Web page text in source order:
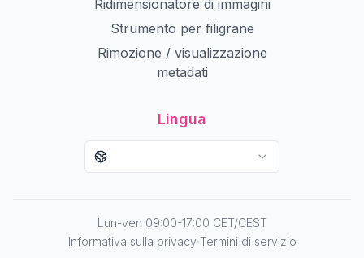
Ridimensionatore di immagini
Strumento per filigrane
Rimozione / visualizzazione
metadati
Lingua
Lun-ven 09:00-17:00 CET/CEST
Informativa sulla privacy·Termini di servizio